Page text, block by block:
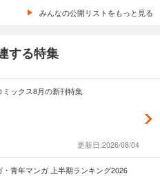
みんなの公開リストをもっと見る
する特集
ミックス8月の新刊特集
更新日:2026/08/04
・青年マンガ 上半期ランキング2026